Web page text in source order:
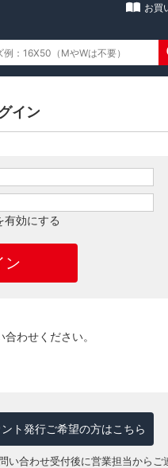
お買
イン
有効にする
わせください。
ト発行ご希望の方はこちら
合わせ受付後に営業担当からご